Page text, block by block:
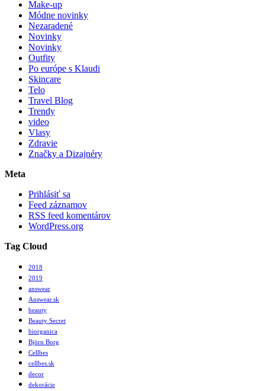
Make-up
Módne novinky
Nezaradené
Novinky
Novinky
Outfity
Po európe s Klaudi
Skincare
Telo
Travel Blog
Trendy
video
Vlasy
Zdravie
Značky a Dizajnéry
Meta
Prihlásiť sa
Feed záznamov
RSS feed komentárov
WordPress.org
Tag Cloud
2018
2019
answear
Answear.sk
beauty
Beauty Secret
biorganica
Björn Borg
Cellbes
cellbes.sk
decor
dekorácie